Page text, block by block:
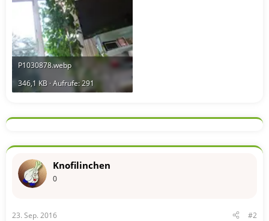
P1030878.webp
346,1 KB · Aufrufe: 291
Knofilinchen
0
23. Sep. 2016 #2